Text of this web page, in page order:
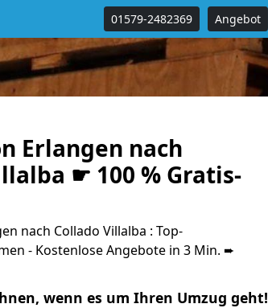
01579-2482369 Angebot
Erlangen nach
☛ 100 % Gratis-
nach Collado Villalba : Top-
- Kostenlose Angebote in 3 Min. ➨
wenn es um Ihren Umzug geht!